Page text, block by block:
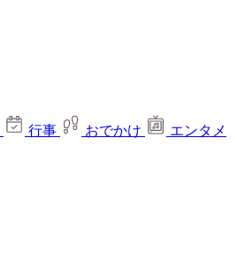
行事 おでかけ
エンタメ